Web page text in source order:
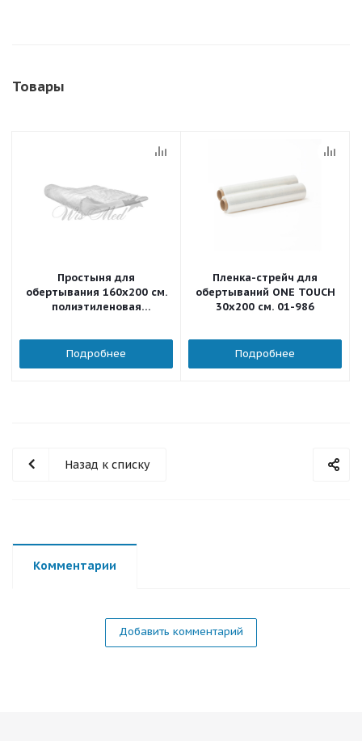
Товары
Простыня для
обертывания 160х200 см.
полиэтиленовая
Подробнее
Пленка-стрейч для
обертываний ONE TOUCH
30x200 см. 01-986
Подробнее
Назад к списку
Комментарии
Добавить комментарий